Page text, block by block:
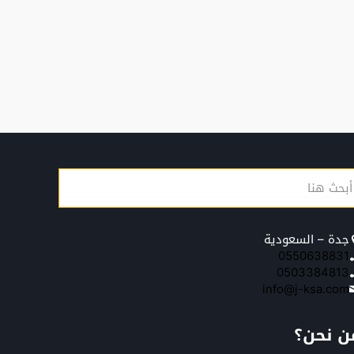
جدة – السعودية
0550638831
0503384813
info@j-ksa.com
نحن؟